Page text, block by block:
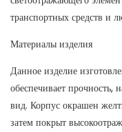
транспортных средств и
Материалы изделия
Данное изделие
обеспечивает
вид. Корпус окрашен
затем покрыт